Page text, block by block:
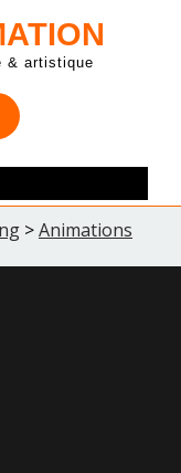
& artistique
>Animations